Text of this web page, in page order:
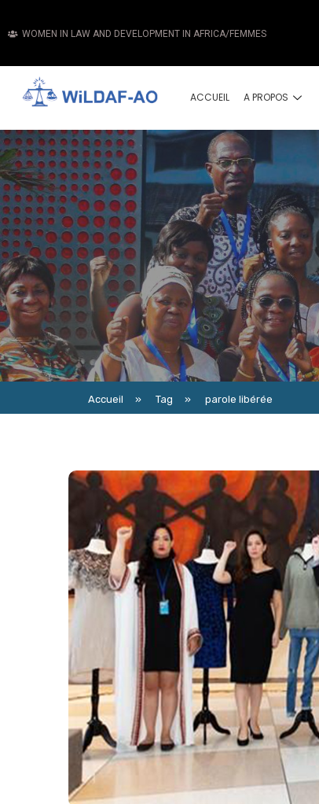
WOMEN IN LAW AND DEVELOPMENT IN AFRICA/FEMMES
ACCUEIL A PROPOS
Accueil » Tag » parole libérée